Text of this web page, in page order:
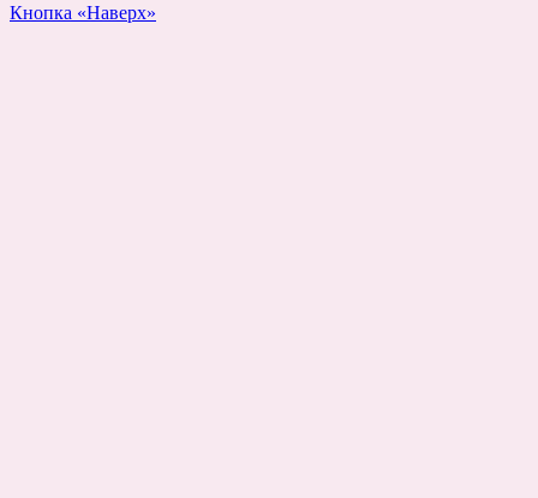
Кнопка «Наверх»